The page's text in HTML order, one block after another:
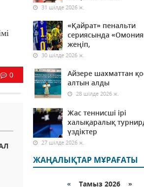
0
31 шілде 2026 ж.
«Қайрат» пенальти
сериясында
жеңіп,
30 шілде 2026 ж.
Айзере шахматтан
алтын алды
28 шілде 2026 ж.
Жас теннисші ірі
халықаралық
үздіктер
27 шілде 2026 ж.
ЖАҢАЛЫҚТАР МҰРАҒАТЫ
« Тамыз 2026 »